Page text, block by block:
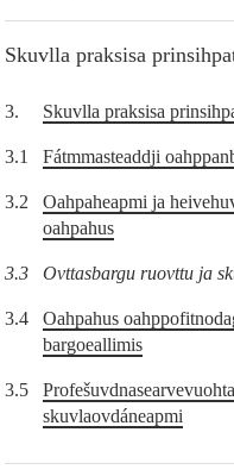
Skuvlla praksisa
3. Skuvlla praksisa
3.1 Fátmmasteaddji
3.2
Oahpaheapmi ja
oahpahus
3.3 Ovttasbargu ruovttu ja
3.4
Oahpahus
bargoeallimis
3.5
skuvlaovdáneapmi